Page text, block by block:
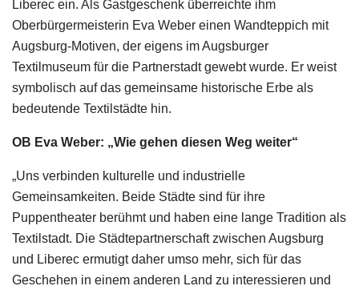
Liberec ein. Als Gastgeschenk überreichte ihm
Oberbürgermeisterin Eva Weber einen Wandteppich mit
Augsburg-Motiven, der eigens im Augsburger
Textilmuseum für die Partnerstadt gewebt wurde. Er weist
symbolisch auf das gemeinsame historische Erbe als
bedeutende Textilstädte hin.
OB Eva Weber: „Wie gehen diesen Weg weiter“
„Uns verbinden kulturelle und industrielle
Gemeinsamkeiten. Beide Städte sind für ihre
Puppentheater berühmt und haben eine lange Tradition als
Textilstadt. Die Städtepartnerschaft zwischen Augsburg
und Liberec ermutigt daher umso mehr, sich für das
Geschehen in einem anderen Land zu interessieren und